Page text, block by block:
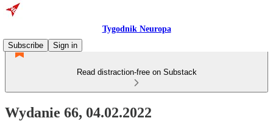
Tygodnik Neuropa
Subscribe
Sign in
Read distraction-free on Substack
Wydanie 66, 04.02.2022